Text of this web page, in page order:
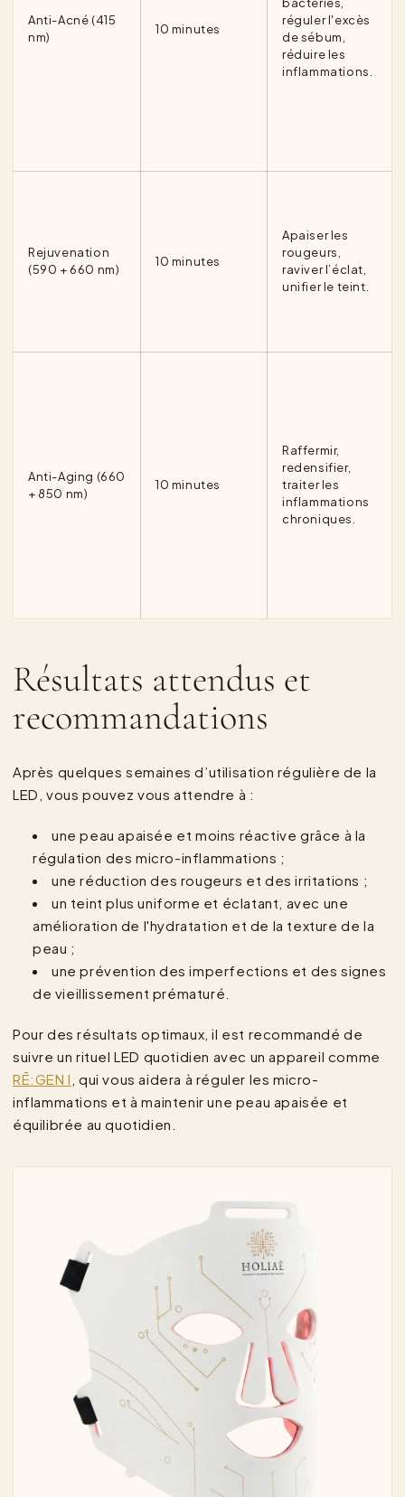
Anti-Acné (415
nm)
10 minutes
bactéries,
réguler l'excès
de sébum,
réduire les
inflammations.
Rejuvenation
(590 + 660 nm)
10 minutes
Apaiser les
rougeurs,
raviver l’éclat,
unifier le teint.
Anti-Aging (660
+ 850 nm)
10 minutes
Raffermir,
redensifier,
traiter les
inflammations
chroniques.
Résultats attendus et
recommandations
Après quelques semaines d’utilisation régulière de la
LED, vous pouvez vous attendre à :
une peau apaisée et moins réactive grâce à la
régulation des micro-inflammations ;
une réduction des rougeurs et des irritations ;
un teint plus uniforme et éclatant, avec une
amélioration de l'hydratation et de la texture de la
peau ;
une prévention des imperfections et des signes
de vieillissement prématuré.
Pour des résultats optimaux, il est recommandé de
suivre un rituel LED quotidien avec un appareil comme
RĒ:GEN I , qui vous aidera à réguler les micro-
inflammations et à maintenir une peau apaisée et
équilibrée au quotidien.